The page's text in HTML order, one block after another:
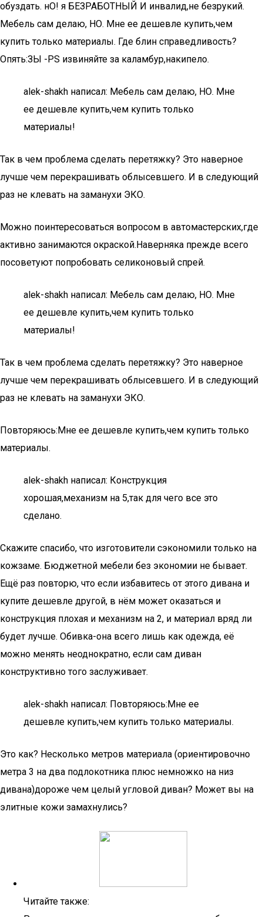
обуздать. нО! я БЕЗРАБОТНЫЙ И инвалид,не безрукий.
Мебель сам делаю, НО. Мне ее дешевле купить,чем
купить только материалы. Где блин справедливость?
Опять:ЗЫ -PS извиняйте за каламбур,накипело.
alek-shakh написал: Мебель сам делаю, НО. Мне
ее дешевле купить,чем купить только
материалы!
Так в чем проблема сделать перетяжку? Это наверное
лучше чем перекрашивать облысевшего. И в следующий
раз не клевать на заманухи ЭКО.
Можно поинтересоваться вопросом в автомастерских,где
активно занимаются окраской.Наверняка прежде всего
посоветуют попробовать селиконовый спрей.
alek-shakh написал: Мебель сам делаю, НО. Мне
ее дешевле купить,чем купить только
материалы!
Так в чем проблема сделать перетяжку? Это наверное
лучше чем перекрашивать облысевшего. И в следующий
раз не клевать на заманухи ЭКО.
Повторяюсь:Мне ее дешевле купить,чем купить только
материалы.
alek-shakh написал: Конструкция
хорошая,механизм на 5,так для чего все это
сделано.
Скажите спасибо, что изготовители сэкономили только на
кожзаме. Бюджетной мебели без экономии не бывает.
Ещё раз повторю, что если избавитесь от этого дивана и
купите дешевле другой, в нём может оказаться и
конструкция плохая и механизм на 2, и материал вряд ли
будет лучше. Обивка-она всего лишь как одежда, её
можно менять неоднократно, если сам диван
конструктивно того заслуживает.
alek-shakh написал: Повторяюсь:Мне ее
дешевле купить,чем купить только материалы.
Это как? Несколько метров материала (ориентировочно
метра 3 на два подлокотника плюс немножко на низ
дивана)дороже чем целый угловой диван? Может вы на
элитные кожи замахнулись?
Читайте также: